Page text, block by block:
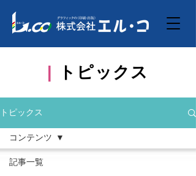
トピックス
トピックス
記事一覧
コンテンツ